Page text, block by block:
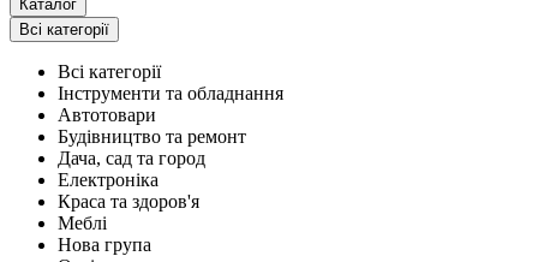
Каталог
Всі категорії
Всі категорії
Інструменти та обладнання
Автотовари
Будівництво та ремонт
Дача, сад та город
Електроніка
Краса та здоров'я
Меблі
Нова група